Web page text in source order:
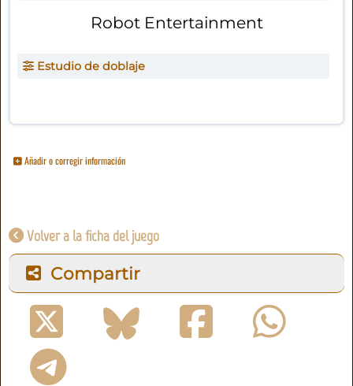
Robot Entertainment
Estudio de doblaje
Añadir o corregir información
Volver a la ficha del juego
Compartir